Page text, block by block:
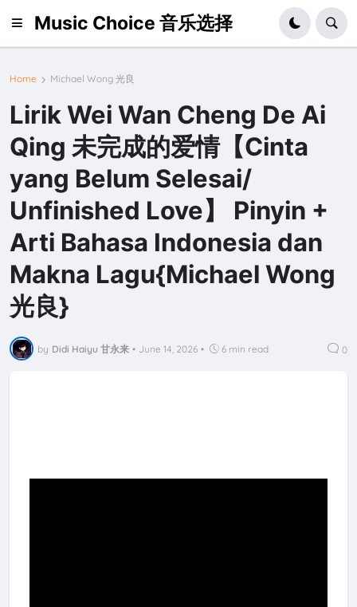
Music Choice 音乐选择
Home Michael Wong 光良
Lirik Wei Wan Cheng De Ai
Qing 未完成的爱情【Cinta
yang Belum Selesai/
Unfinished Love】 Pinyin +
Arti Bahasa Indonesia dan
Makna Lagu{Michael Wong
光良}
by Didi Haiyu 甘永来 • June 14, 2026 • 6 min read 0